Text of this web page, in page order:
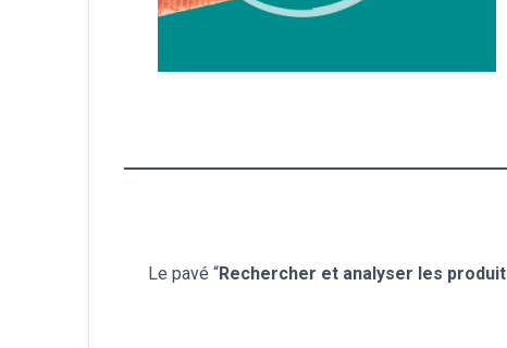
Le pavé “Rechercher et analyser les